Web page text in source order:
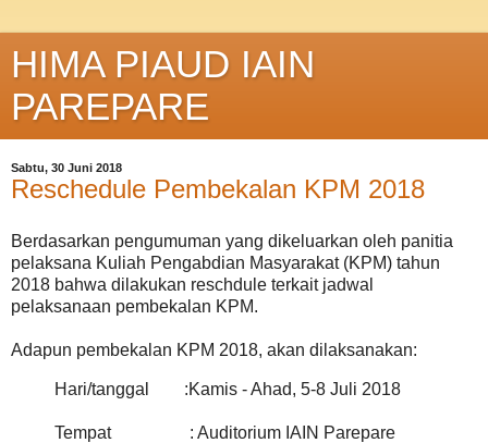
HIMA PIAUD IAIN
PAREPARE
Sabtu, 30 Juni 2018
Reschedule Pembekalan KPM 2018
Berdasarkan pengumuman yang dikeluarkan oleh panitia
pelaksana Kuliah Pengabdian Masyarakat (KPM) tahun
2018 bahwa dilakukan reschdule terkait jadwal
pelaksanaan pembekalan KPM.
Adapun pembekalan KPM 2018, akan dilaksanakan:
Hari/tanggal :Kamis - Ahad, 5-8 Juli 2018
Tempat : Auditorium IAIN Parepare